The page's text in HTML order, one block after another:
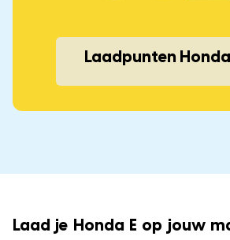
Laadpunten Honda
Laad je Honda E op jouw